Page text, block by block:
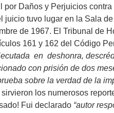
por Daños y Perjuicios
juicio tuvo lugar en la Sala
de 1967. El Tribunal de
161 y 162 del Código
en deshonra,
con prisión de dos
sobre la verdad de la
sirvieron los numerosos
Fui declarado “autor